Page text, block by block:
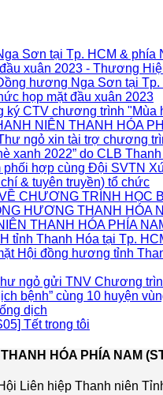
Sơn tại Tp. HCM & phía
xuân 2023 - Thương
hương Nga Sơn tại Tp.
họp mặt đầu xuân 2023
ký CTV chương trình "Mùa
NIÊN THANH HÓA
ngỏ xin tài trợ chương
xanh 2022” do CLB
phối hợp cùng Đội SVTN
& tuyên truyền) tổ chức
CHƯƠNG TRÌNH HỌC
HƯƠNG THANH HÓA
THANH HÓA PHÍA
tỉnh Thanh Hóa tại Tp.
Hội đồng hương tỉnh
ngỏ gửi TNV Chương
bệnh” cùng 10 huyện
dịch
Tết trong tôi
HÓA PHÍA NAM
Liên hiệp Thanh niên